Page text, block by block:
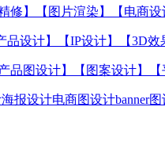
修】【图片渲染】【电商
品设计】【IP设计】【3D
品图设计】【图案设计】
报设计电商图设计banner